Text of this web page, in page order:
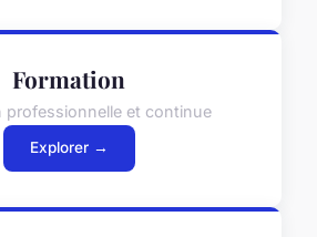
Formation
professionnelle et continue
Explorer →